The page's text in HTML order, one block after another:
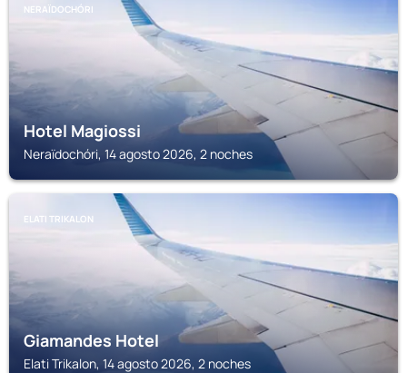
NERAÏDOCHÓRI
Hotel Magiossi
Neraïdochóri, 14 agosto 2026, 2 noches
ELATI TRIKALON
Giamandes Hotel
Elati Trikalon, 14 agosto 2026, 2 noches